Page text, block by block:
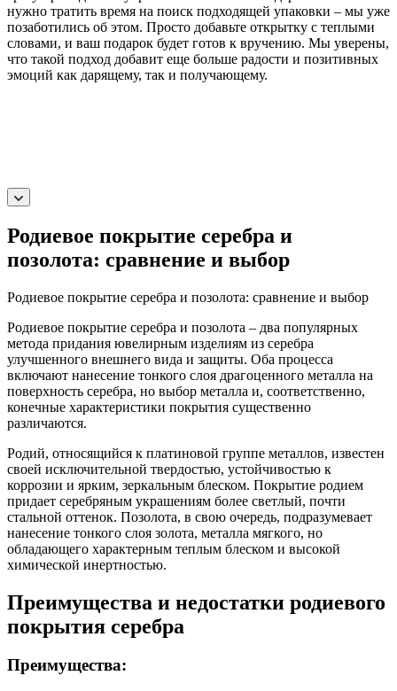
нужно тратить время на поиск подходящей упаковки – мы уже
позаботились об этом. Просто добавьте открытку с теплыми
словами, и ваш подарок будет готов к вручению. Мы уверены,
что такой подход добавит еще больше радости и позитивных
эмоций как дарящему, так и получающему.
Родиевое покрытие серебра и
позолота: сравнение и выбор
Родиевое покрытие серебра и позолота: сравнение и выбор
Родиевое покрытие серебра и позолота – два популярных
метода придания ювелирным изделиям из серебра
улучшенного внешнего вида и защиты. Оба процесса
включают нанесение тонкого слоя драгоценного металла на
поверхность серебра, но выбор металла и, соответственно,
конечные характеристики покрытия существенно
различаются.
Родий, относящийся к платиновой группе металлов, известен
своей исключительной твердостью, устойчивостью к
коррозии и ярким, зеркальным блеском. Покрытие родием
придает серебряным украшениям более светлый, почти
стальной оттенок. Позолота, в свою очередь, подразумевает
нанесение тонкого слоя золота, металла мягкого, но
обладающего характерным теплым блеском и высокой
химической инертностью.
Преимущества и недостатки родиевого
покрытия серебра
Преимущества: